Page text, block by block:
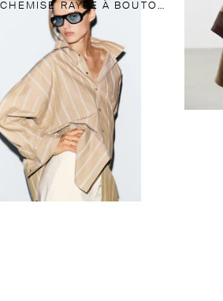
CHEMISE RAYÉE À BOUTONS BIJOUX